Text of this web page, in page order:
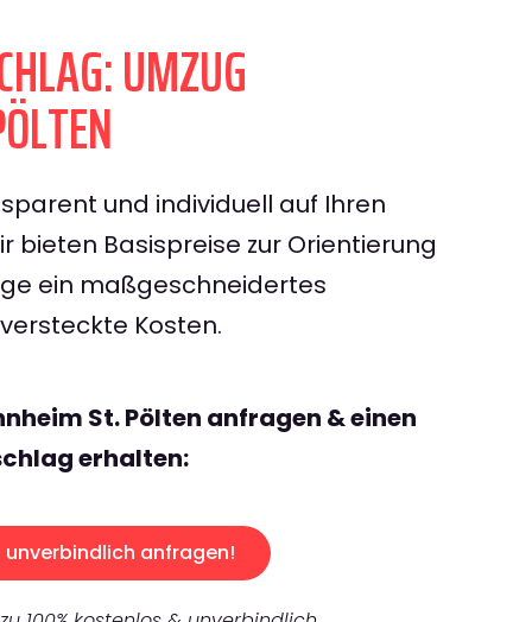
UMZUG
und individuell auf Ihren
bieten Basispreise zur Orientierung
ein maßgeschneidertes
Kosten.
St. Pölten anfragen & einen
erhalten:
unverbindlich anfragen!